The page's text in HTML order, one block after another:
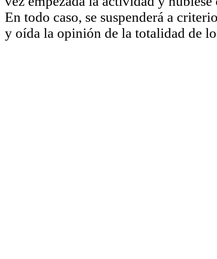
En todo caso, se suspenderá a
y oída la opinión de la totalidad de